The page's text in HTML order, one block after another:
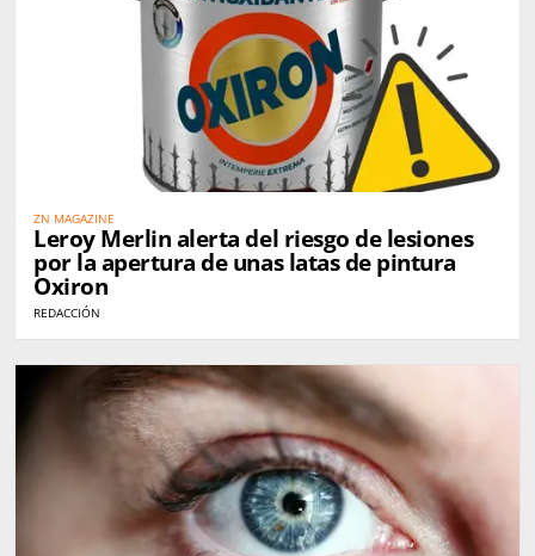
ZN MAGAZINE
Leroy Merlin alerta del riesgo de lesiones
por la apertura de unas latas de pintura
Oxiron
REDACCIÓN